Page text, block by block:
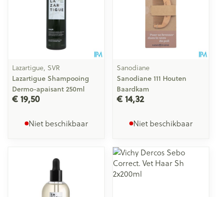
Lazartigue, SVR
Lazartigue Shampooing
Dermo-apaisant 250ml
€ 19,50
Niet beschikbaar
Sanodiane
Sanodiane 111 Houten
Baardkam
€ 14,32
Niet beschikbaar